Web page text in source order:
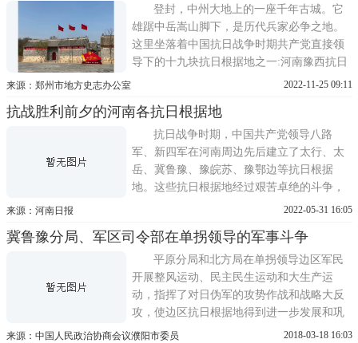
30日，中央指示太行、太岳根据地派遣部队
深入豫西开展游击战争。9
登封，中州大地上的一座千年古城。它
雄踞中岳嵩山脚下，是历代兵家必争之地。
这里坐落着中国抗日战争时期共产党直接领
导下的十九块抗日根据地之一:河南豫西抗日
根据地，被誉为河南的红都，豫西的小延
起了春季、夏季和反攻攻势，阻断了敌人继
续西进的步伐，胜利完成中央发展河南、绾
毂中原的战略任务，加快
来源：郑州市地方史志办公室 2022-11-25 09:11
抗战胜利前夕的河南各抗日根据地
抗日战争时期，中国共产党领导八路
军、新四军在河南周边先后建立了太行、太
岳、冀鲁豫、豫皖苏、豫鄂边等抗日根据
地。这些抗日根据地经过艰苦卓绝的斗争，
挫败了1941年、1942年日伪军发动的多次扫
了抗战最困难的时期，在一些地区开展对日
伪发起攻势作战。1944年河南战役后，河南
各抗日根据地根据中央向河南敌后
来源：河南日报 2022-05-31 16:05
冀鲁豫分局、军区司令部在单拐领导的军事斗争
平原分局和北方局在单拐领导边区军民
开展整风运动、民主民生运动和大生产运
动，指挥了对日伪军的攻势作战和战略大反
攻，使边区抗日根据地得到进一步发展和巩
固，领导着东至津浦、南跨陇海、西临平
来源：中国人民政治协商会议濮阳市委员
2018-03-18 16:03